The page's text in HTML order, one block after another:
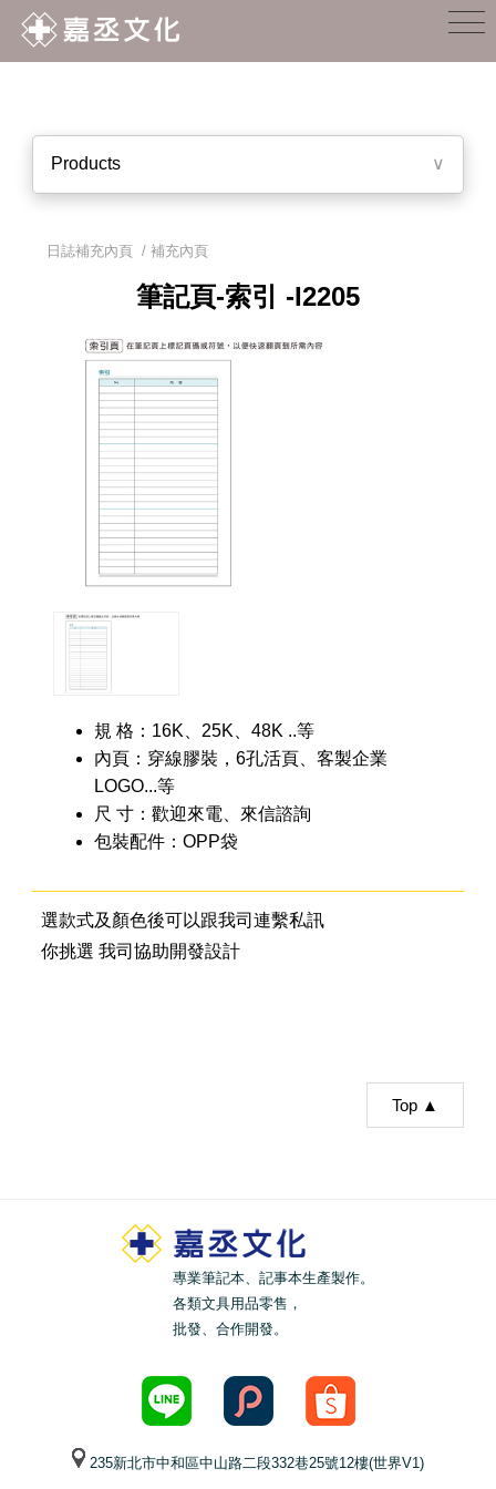
Products ∨
日誌補充內頁 /補充內頁
筆記頁-索引 -I2205
規 格：16K、25K、48K ..等
內頁：穿線膠裝，6孔活頁、客製企業
LOGO...等
尺 寸：歡迎來電、來信諮詢
包裝配件：OPP袋
選款式及顏色後可以跟我司連繫私訊
你挑選 我司協助開發設計
Top ▲
專業筆記本、記事本生產製作。
各類文具用品零售，
批發、合作開發。
235新北市中和區中山路二段332巷25號12樓(世界V1)